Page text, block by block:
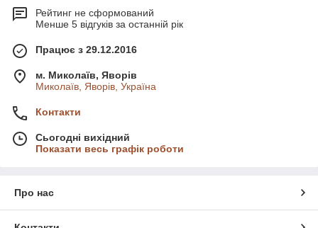
Рейтинг не сформований
Менше 5 відгуків за останній рік
Працює з 29.12.2016
м. Миколаїв, Яворів
Миколаїв, Яворів, Україна
Контакти
Сьогодні вихідний
Показати весь графік роботи
Про нас